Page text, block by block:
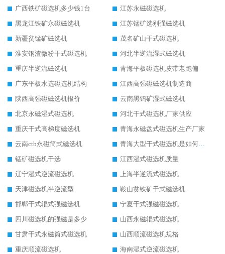
广西铁矿磁选机多少钱1台
江苏永磁磁选机
黑龙江铁矿永磁磁选机
江苏锰矿选别强磁选机
新疆贫锰矿磁选机
茂名矿山干式磁选机
淮安钢渣微粉干式磁选机
河北半逆流湿式磁选机
重庆半逆流磁选机
青海平板磁选机皮带老跑偏
广东平板水选磁选机结构
江西高强磁磁选机制造商
陕西高强磁磁选机报价
云南黑钨矿湿式磁选机
北京永磁湿式磁选机
河北干式磁选机厂家供应
重庆干式高梯度磁选机
青海永磁盘式磁选机生产厂家
云南ctb永磁筒式磁选机
青海大型干式磁选机是如何选矿的
锰矿磁选机干选
江西湿式磁选机质量
辽宁湿式逆流磁选机
上海半逆流式磁选机
天津磁选机半逆流型
鞍山贫铁矿干式磁选机
邯郸干式辊式强磁选机
宁夏干式强磁磁选机
四川磁选机的强磁是多少
山西永磁辊式磁选机
甘肃干式永磁筒式磁选机
山西顺流磁选机规格
重庆顺流磁选机
海南湿式逆流磁选机